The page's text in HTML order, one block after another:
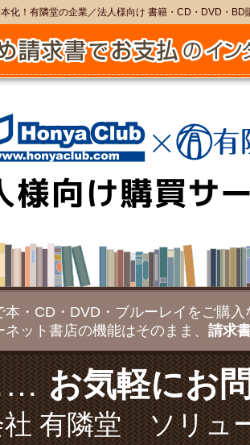
化！有隣堂の企業／法人様向け 書籍・CD・DVD・BD
本・CD・DVD・ブルーレイをご購
ネット書店の機能はそのまま、 請求
お気軽にお
社 有隣堂 ソリュ